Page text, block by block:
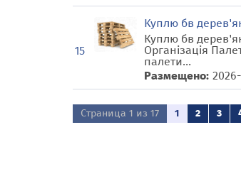
15
Куплю бв
Куплю бв
Організація
палети...
Размещено:
Страница 1 из 17 1 2 3